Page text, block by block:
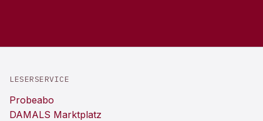
LESERSERVICE
Probeabo
DAMALS Marktplatz